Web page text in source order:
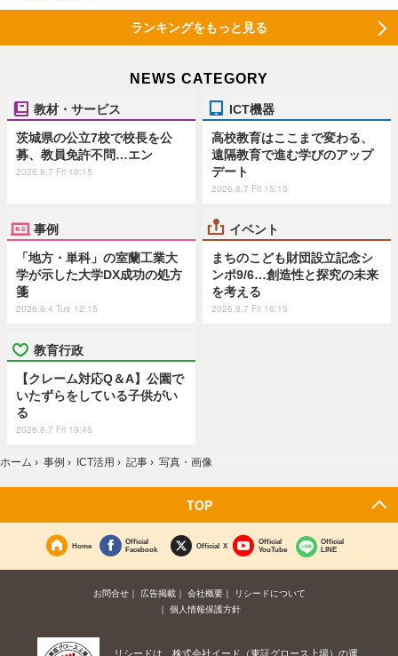
ランキングをもっと見る
NEWS CATEGORY
教材・サービス
茨城県の公立7校で校長を公
募、教員免許不問…エン
2026.8.7 Fri 19:15
ICT機器
高校教育はここまで変わる、
遠隔教育で進む学びのアップ
デート
2026.8.7 Fri 15:15
事例
「地方・単科」の室蘭工業大
学が示した大学DX成功の処方
箋
2026.8.4 Tue 12:15
イベント
まちのこども財団設立記念シ
ンポ9/6…創造性と探究の未来
を考える
2026.8.7 Fri 16:15
教育行政
【クレーム対応Q＆A】公園で
いたずらをしている子供がい
る
2026.8.7 Fri 19:45
ホーム › 事例 › ICT活用 › 記事 › 写真・画像
TOP
Home
Official
Facebook
Official X
Official
YouTube
Official
LINE
お問合せ 広告掲載 会社概要
リシードについて
個人情報保護方針
リシードは、株式会社イード（東証グロース上場）の運